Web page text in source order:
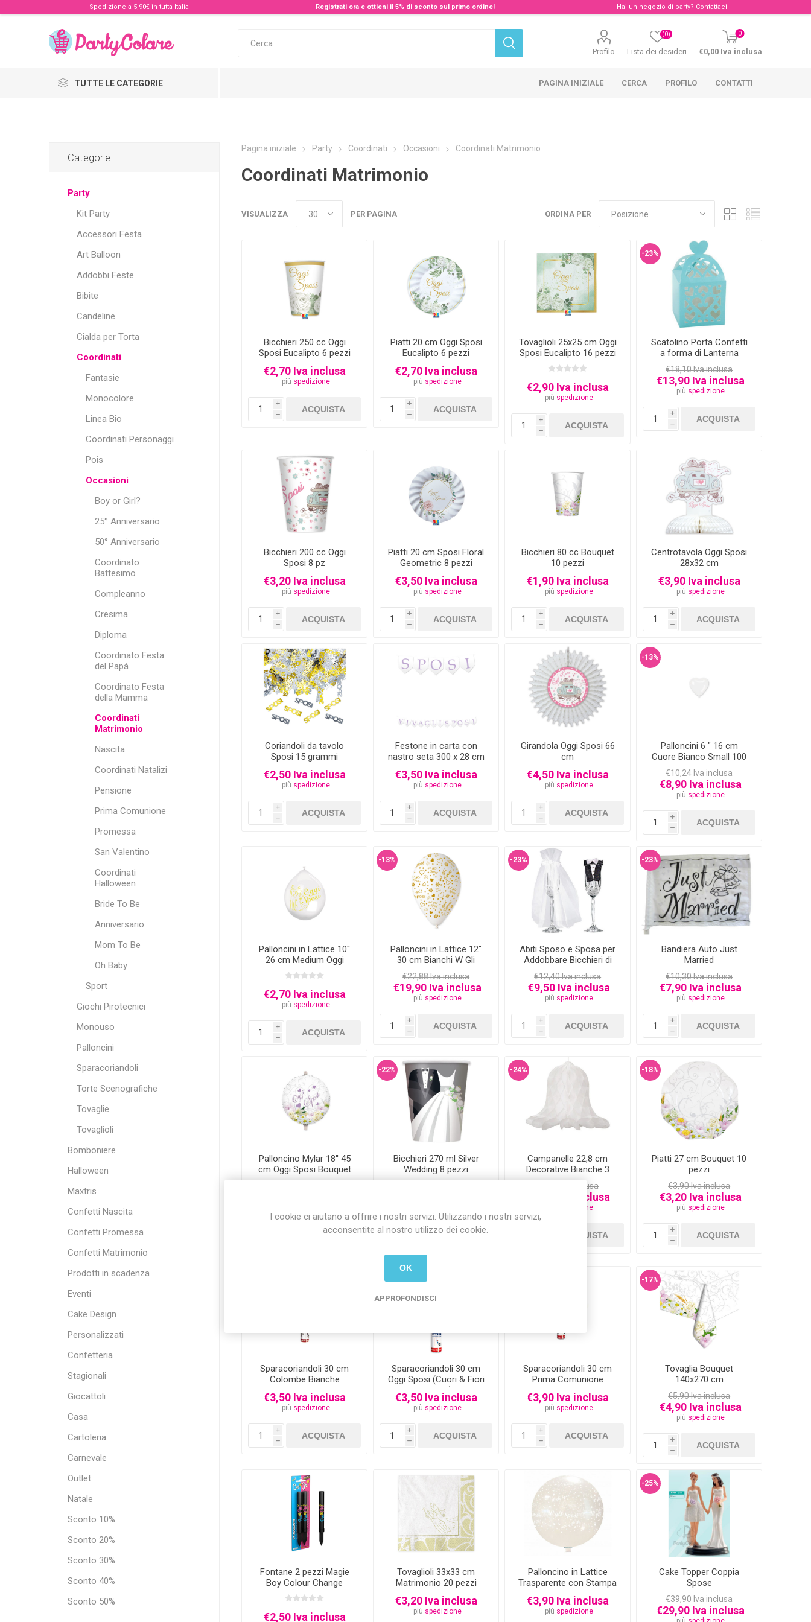
Spedizione a 5,90€ in tutta Italia Registrati ora e ottieni il 5% di sconto sul primo ordine! Hai un negozio di party? Contattaci
Profilo Lista dei desideri
(0) 0
€0,00 Iva inclusa
TUTTE LE CATEGORIE PAGINA INIZIALE CERCA PROFILO CONTATTI
Pagina iniziale Party Coordinati Occasioni Coordinati Matrimonio
Coordinati Matrimonio
ORDINA PER
VISUALIZZA PER PAGINA
Bicchieri 250 cc Oggi
Sposi Eucalipto 6 pezzi
€2,70 Iva inclusa
più spedizione
i
h
Piatti 20 cm Oggi Sposi
Eucalipto 6 pezzi
€2,70 Iva inclusa
più spedizione
i
h
Tovaglioli 25x25 cm Oggi
Sposi Eucalipto 16 pezzi
€2,90 Iva inclusa
più spedizione
i
h
-23%
Scatolino Porta Confetti
a forma di Lanterna
Verde Tiffany 50 pezzi
€18,10 Iva inclusa
€13,90 Iva inclusa
più spedizione
i
h
Bicchieri 200 cc Oggi
Sposi 8 pz
€3,20 Iva inclusa
più spedizione
i
h
Piatti 20 cm Sposi Floral
Geometric 8 pezzi
€3,50 Iva inclusa
più spedizione
i
h
Bicchieri 80 cc Bouquet
10 pezzi
€1,90 Iva inclusa
più spedizione
i
h
Centrotavola Oggi Sposi
28x32 cm
€3,90 Iva inclusa
più spedizione
i
h
Coriandoli da tavolo
Sposi 15 grammi
€2,50 Iva inclusa
più spedizione
i
h
Festone in carta con
nastro seta 300 x 28 cm
Viva Gli Sposi
€3,50 Iva inclusa
più spedizione
i
h
Girandola Oggi Sposi 66
cm
€4,50 Iva inclusa
più spedizione
i
h
-13%
Palloncini 6 " 16 cm
Cuore Bianco Small 100
pezzi
€10,24 Iva inclusa
€8,90 Iva inclusa
più spedizione
i
h
Palloncini in Lattice 10''
26 cm Medium Oggi
Sposi 20 pezzi
€2,70 Iva inclusa
più spedizione
i
h
-13%
Palloncini in Lattice 12"
30 cm Bianchi W Gli
Sposi 100 pz
€22,88 Iva inclusa
€19,90 Iva inclusa
più spedizione
i
h
-23%
Abiti Sposo e Sposa per
Addobbare Bicchieri di
Vetro
€12,40 Iva inclusa
€9,50 Iva inclusa
più spedizione
i
h
-23%
Bandiera Auto Just
Married
€10,30 Iva inclusa
€7,90 Iva inclusa
più spedizione
i
h
Palloncino Mylar 18'' 45
cm Oggi Sposi Bouquet
piùspedizione
-22%
Bicchieri 270 ml Silver
Wedding 8 pezzi
i
-24%
Campanelle 22,8 cm
Decorative Bianche 3
pezzi
€3,80 Iva inclusa
€2,90 Iva inclusa
spedizione
-18%
Piatti 27 cm Bouquet 10
pezzi
€3,90 Iva inclusa
€3,20 Iva inclusa
più spedizione
i
h
Sparacoriandoli 30 cm
Colombe Bianche
€3,50 Iva inclusa
più spedizione
i
h
Sparacoriandoli 30 cm
Oggi Sposi (Cuori & Fiori
Bianchi)
€3,50 Iva inclusa
più spedizione
i
h
Sparacoriandoli 30 cm
Prima Comunione
€3,90 Iva inclusa
più spedizione
i
h
-17%
Tovaglia Bouquet
140x270 cm
€5,90 Iva inclusa
€4,90 Iva inclusa
più spedizione
i
h
Fontane 2 pezzi Magie
Boy Colour Change
€2,50 Iva inclusa
Tovaglioli 33x33 cm
Matrimonio 20 pezzi
€3,20 Iva inclusa
più spedizione
Palloncino in Lattice
Trasparente con Stampa
Sposi per Mongolfiere
32" 81 cm
€3,90 Iva inclusa
più spedizione
-25%
Cake Topper Coppia
Spose
€39,90 Iva inclusa
€29,90 Iva inclusa
Categorie
Party
Kit Party
Accessori Festa
Art Balloon
Addobbi Feste
Bibite
Candeline
Cialda per Torta
Coordinati
Fantasie
Monocolore
Linea Bio
Coordinati Personaggi
Pois
Occasioni
Boy or Girl?
25° Anniversario
50° Anniversario
Coordinato
Battesimo
Compleanno
Cresima
Diploma
Coordinato Festa
del Papà
Coordinato Festa
della Mamma
Coordinati
Matrimonio
Nascita
Coordinati Natalizi
Pensione
Prima Comunione
Promessa
San Valentino
Coordinati
Halloween
Bride To Be
Anniversario
Mom To Be
Oh Baby
Sport
Giochi Pirotecnici
Monouso
Palloncini
Sparacoriandoli
Torte Scenografiche
Tovaglie
Tovaglioli
Bomboniere
Halloween
Maxtris
Confetti Nascita
Confetti Promessa
Confetti Matrimonio
Prodotti in scadenza
Eventi
Cake Design
Personalizzati
Confetteria
Stagionali
Giocattoli
Casa
Cartoleria
Carnevale
Outlet
Natale
Sconto 10%
Sconto 20%
Sconto 30%
Sconto 40%
Sconto 50%
I cookie ci aiutano a offrire i nostri servizi. Utilizzando i nostri servizi,
acconsentite al nostro utilizzo dei cookie.
OK
APPROFONDISCI